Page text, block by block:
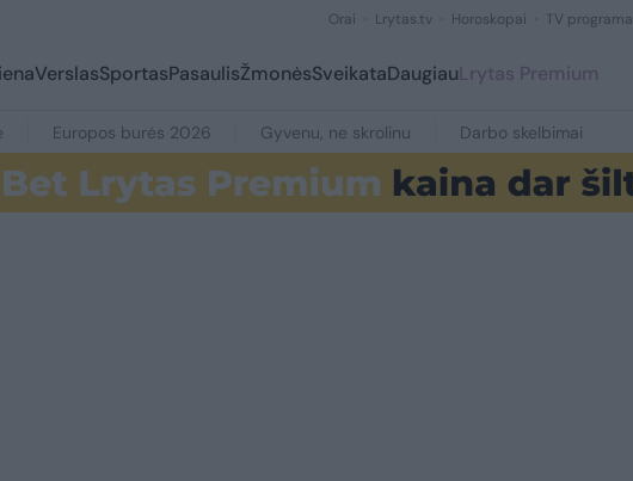
Orai Lrytas.tv Horoskopai TV programa
VerslasSportasPasaulisŽmonėsSveikataDaugiauLrytas Premium
Europos burės 2026 Gyvenu, ne skrolinu Darbo skelbimai